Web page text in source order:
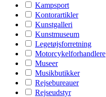
Kampsport
Kontorartikler
Kunstgalleri
Kunstmuseum
Legetøjsforretning
Motorcykelforhandlere
Museer
Musikbutikker
Rejsebureauer
Rejseudstyr